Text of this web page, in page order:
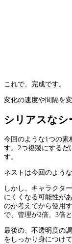
これで、完成です。
変化の速度や間隔を
シリアスなシ
今回のような1つの素
す。2つ複製にするだ
す。
ネストは今回のよう
しかし、キャラクタ
にくくなる可能性が
のか考えてから使用
で、管理が2倍、3倍
最後の、不透明度の
をしっかり身につけ